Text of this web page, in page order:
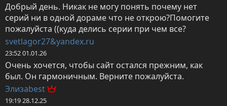
Добрый день. Никак не могу понять почему нет
серий ни в одной дораме что не открою?Помогите
пожалуйста ((куда делись серии при чем все?
svetlagor27&yandex.ru
23:52 01.01.26
Очень хочется, чтобы сайт остался прежним, как
был. Он гармоничным. Верните пожалуйста.
Элизаbest
19:19 28.12.25